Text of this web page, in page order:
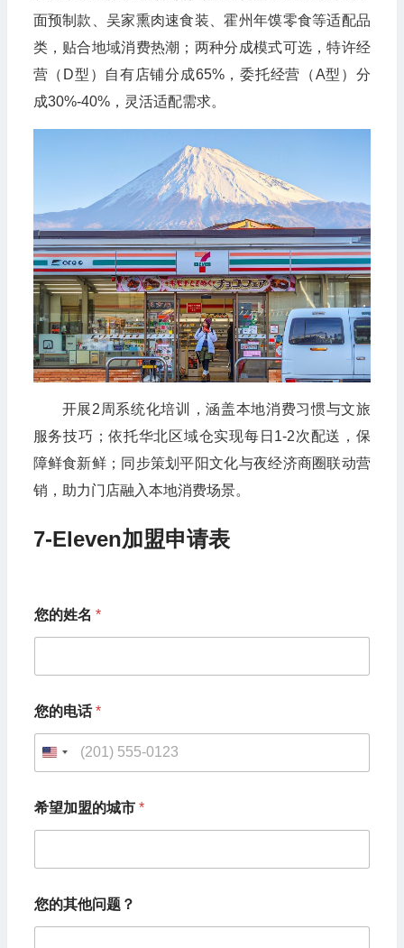
面预制款、吴家熏肉速食装、霍州年馍零食等适配品
类，贴合地域消费热潮；两种分成模式可选，特许经
营（D型）自有店铺分成65%，委托经营（A型）分
成30%-40%，灵活适配需求。
开展2周系统化培训，涵盖本地消费习惯与文旅
服务技巧；依托华北区域仓实现每日1-2次配送，保
障鲜食新鲜；同步策划平阳文化与夜经济商圈联动营
销，助力门店融入本地消费场景。
7-Eleven加盟申请表
您的姓名 *
您的电话*
U
i
e
d
的
其
？
您
的
希望加盟的城市 *
您的其他问题？